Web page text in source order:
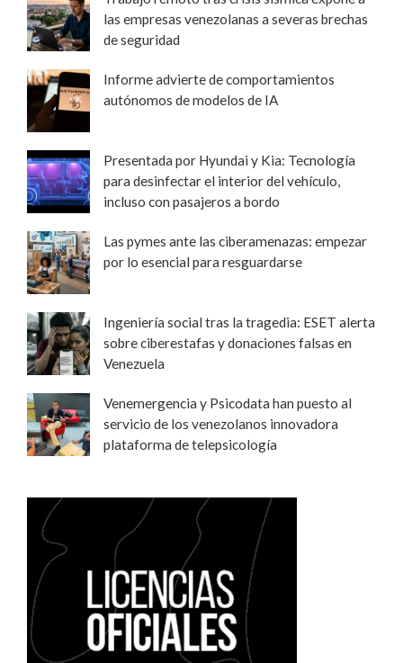
las empresas venezolanas a severas brechas
de seguridad
Informe advierte de comportamientos
autónomos de modelos de IA
Presentada por Hyundai y Kia: Tecnología
para desinfectar el interior del vehículo,
incluso con pasajeros a bordo
Las pymes ante las ciberamenazas: empezar
por lo esencial para resguardarse
Ingeniería social tras la tragedia: ESET alerta
sobre ciberestafas y donaciones falsas en
Venezuela
Venemergencia y Psicodata han puesto al
servicio de los venezolanos innovadora
plataforma de telepsicología